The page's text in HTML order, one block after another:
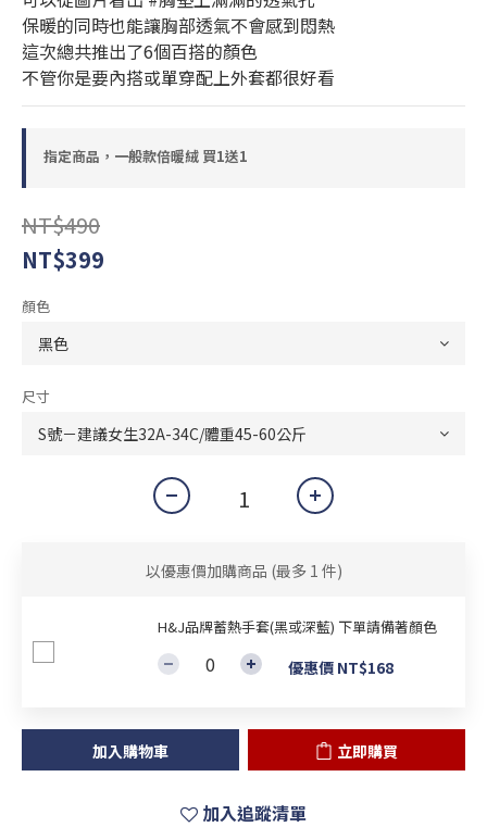
保暖的同時也能讓胸部透氣不會感到悶熱
這次總共推出了6個百搭的顏色
不管你是要內搭或單穿配上外套都很好看
指定商品，一般款倍暖絨 買1送1
NT$490
NT$399
顏色
尺寸
以優惠價加購商品 (最多 1 件)
H&J品牌蓄熱手套(黑或深藍) 下單請備著顏色
優惠價 NT$168
加入購物車 立即購買
加入追蹤清單